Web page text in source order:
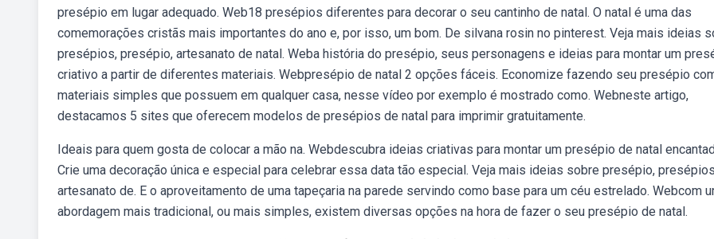
presépio em lugar adequado. Web18 presépios diferentes para decorar o seu cantinho de natal. O natal é uma das
comemorações cristãs mais importantes do ano e, por isso, um bom. De silvana rosin no pinterest. Veja mais ideias
presépios, presépio, artesanato de natal. Weba história do presépio, seus personagens e ideias para montar um
criativo a partir de diferentes materiais. Webpresépio de natal 2 opções fáceis. Economize fazendo seu presépio
materiais simples que possuem em qualquer casa, nesse vídeo por exemplo é mostrado como. Webneste artigo,
destacamos 5 sites que oferecem modelos de presépios de natal para imprimir gratuitamente.
Ideais para quem gosta de colocar a mão na. Webdescubra ideias criativas para montar um presépio de natal
Crie uma decoração única e especial para celebrar essa data tão especial. Veja mais ideias sobre presépio,
artesanato de. E o aproveitamento de uma tapeçaria na parede servindo como base para um céu estrelado. Webcom
abordagem mais tradicional, ou mais simples, existem diversas opções na hora de fazer o seu presépio de natal.